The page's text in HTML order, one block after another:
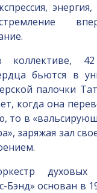
42
бьются в
палочки
когда она
то в
заряжая зал
духовых
Бэнд» основан в